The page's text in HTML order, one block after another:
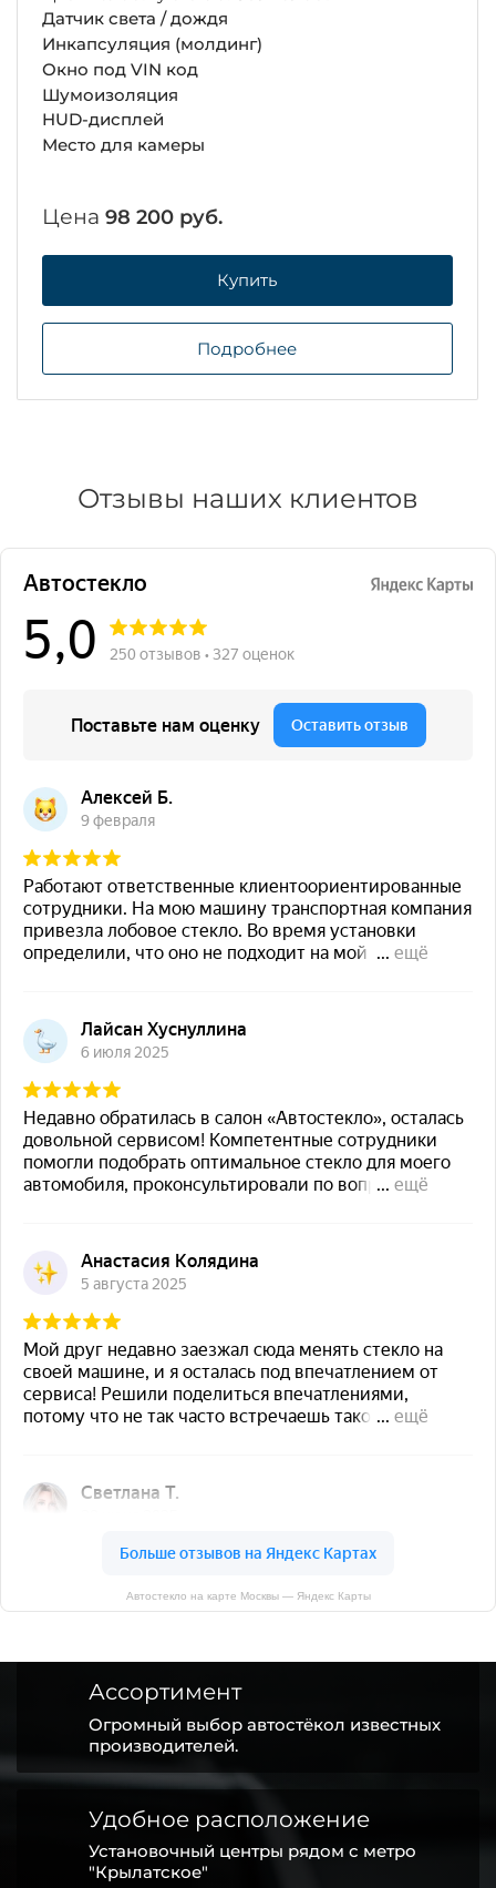
Цена 113 850 руб.
Купить
Подробнее
Отзывы наших клиентов
Автостекло на карте Москвы — Яндекс Карты
Ассортимент
Огромный выбор автостёкол известных
производителей.
Удобное расположение
Установочный центры рядом с метро
"Крылатское"